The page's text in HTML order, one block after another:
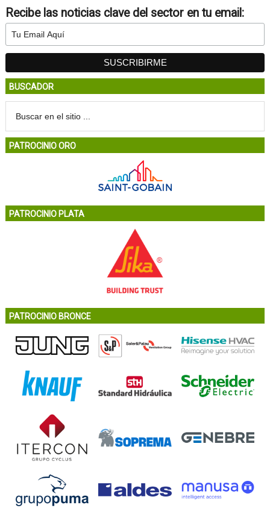
Recibe las noticias clave del sector en tu email:
BUSCADOR
PATROCINIO ORO
PATROCINIO PLATA
PATROCINIO BRONCE